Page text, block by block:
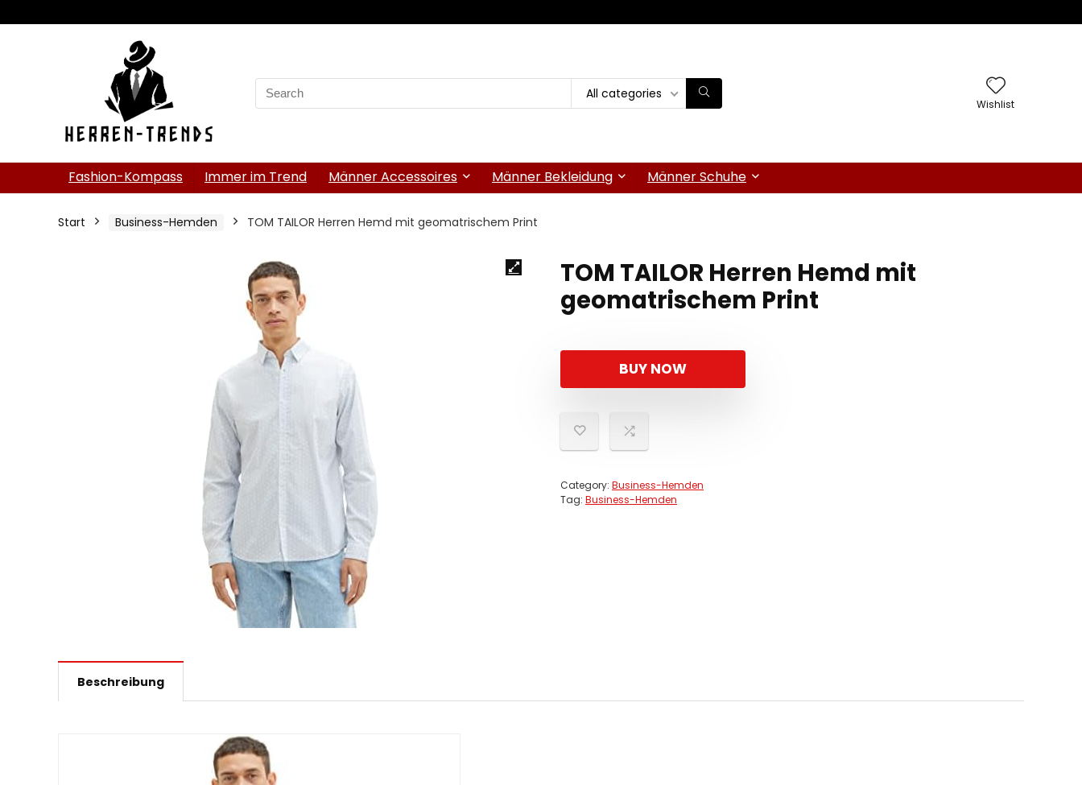
Search
for:
All categories
Wishlist
Fashion-Kompass Immer im Trend Männer Accessoires Männer Bekleidung Männer Schuhe
Start Business-Hemden TOM TAILOR Herren Hemd mit geomatrischem Print
TOM TAILOR Herren Hemd mit
geomatrischem Print
BUY NOW
Category: Business-Hemden
Tag: Business-Hemden
Beschreibung